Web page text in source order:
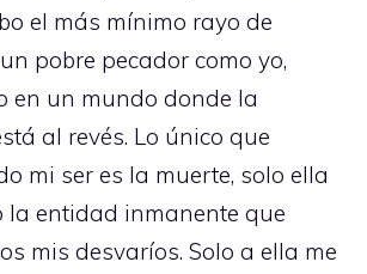
el más mínimo rayo de
pobre pecador como yo,
en un mundo donde la
al revés. Lo único que
mi ser es la muerte, solo ella
la entidad inmanente que
mis desvaríos. Solo a ella me